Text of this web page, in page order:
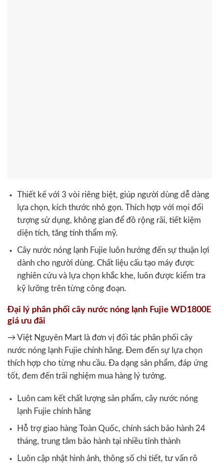
Thiết kế với 3 vòi riêng biệt, giúp người dùng dễ dàng
lựa chọn, kích thước nhỏ gọn. Thích hợp với mọi đối
tượng sử dụng, không gian để đồ rộng rãi, tiết kiệm
diện tích, tăng tính thẩm mỹ.
Cây nước nóng lạnh Fujie luôn hướng đến sự thuận lợi
dành cho người dùng. Chất liệu cấu tạo máy được
nghiên cứu và lựa chọn khắc khe, luôn được kiểm tra
kỹ lưỡng trên từng công đoạn.
Đại lý phân phối cây nước nóng lạnh Fujie WD1800E
giá ưu đãi
→ Việt Nguyên Mart là đơn vị đối tác phân phối cây
nước nóng lạnh Fujie chính hãng. Đem đến sự lựa chọn
thích hợp cho từng nhu cầu. Đa dạng sản phẩm, đáp ứng
tốt, đem đến trãi nghiệm mua hàng lý tưởng.
Luôn cam kết chất lượng sản phẩm, cây nước nóng
lạnh Fujie chính hãng
Hỗ trợ giao hàng Toàn Quốc, chính sách bảo hành 24
tháng, trung tâm bảo hành tại nhiều tỉnh thành
Luôn cập nhật hình ảnh, thông số chi tiết, tư vấn rõ